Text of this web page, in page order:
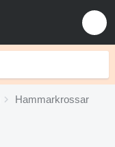
Hammarkrossar